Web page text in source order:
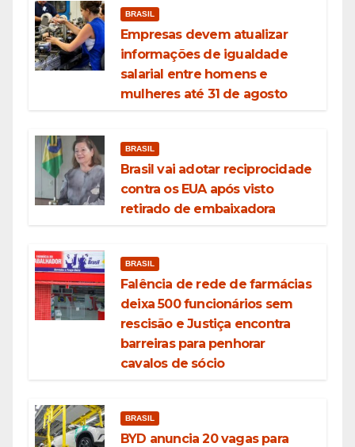
BRASIL
Empresas devem atualizar
informações de igualdade
salarial entre homens e
mulheres até 31 de agosto
BRASIL
Brasil vai adotar reciprocidade
contra os EUA após visto
retirado de embaixadora
BRASIL
Falência de rede de farmácias
deixa 500 funcionários sem
rescisão e Justiça encontra
barreiras para penhorar
cavalos de sócio
BRASIL
BYD anuncia 20 vagas para